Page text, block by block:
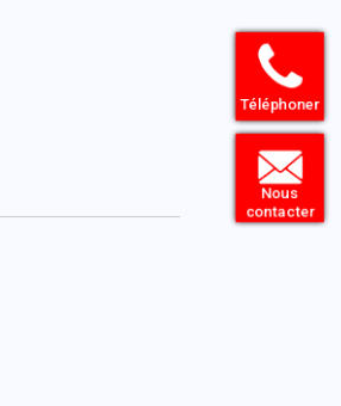
Téléphoner
Nous
contacter